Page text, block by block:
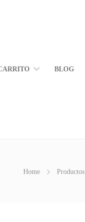
BLOG
Home Productos